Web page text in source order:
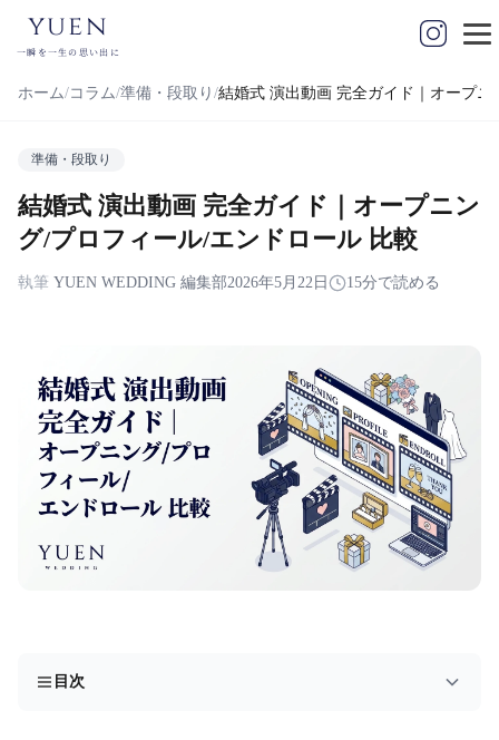
yuen
一瞬を一生の思い出に
ホーム コラム 準備・段取り 結婚式 演出動画 完全ガイド｜オープ
準備・段取り
結婚式 演出動画 完全ガイド｜オープニン
グ/プロフィール/エンドロール 比較
執筆 YUEN WEDDING 編集部2026年5月22日 15分で読める
目次